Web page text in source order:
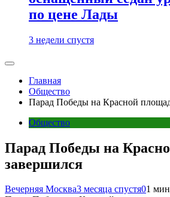
по цене Лады
3 недели спустя
Главная
Общество
Парад Победы на Красной
Общество
Парад Победы на
завершился
Вечерняя Москва3 месяца спустя01